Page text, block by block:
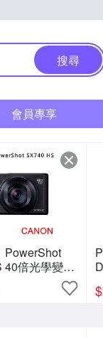
搜尋
會員專享
PowerShot
40倍光學變焦
(中文平輸)
$